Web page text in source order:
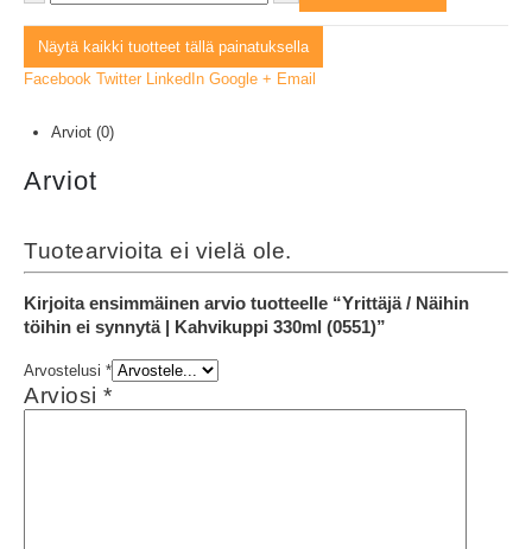
Näytä kaikki tuotteet tällä painatuksella
Facebook Twitter LinkedIn Google + Email
Arviot (0)
Arviot
Tuotearvioita ei vielä ole.
Kirjoita ensimmäinen arvio tuotteelle “Yrittäjä / Näihin
töihin ei synnytä | Kahvikuppi 330ml (0551)”
Arvostelusi *
Arviosi *